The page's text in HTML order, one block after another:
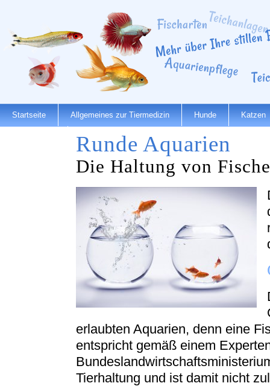
Startseite Allgemeines zur Tiermedizin Hunde Katzen
Runde Aquarien
Die Haltung von
erlaubten Aquarien, denn eine
entspricht gemäß einem
Tierhaltung und ist damit nicht